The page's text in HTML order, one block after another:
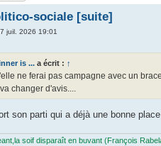
sociale [suite]
juil. 2026 19:01
is ... a écrit : ↑
ne ferai pas campagne avec un
changer d'avis....
son parti qui a déjà une bonne
soif disparaît en buvant (François